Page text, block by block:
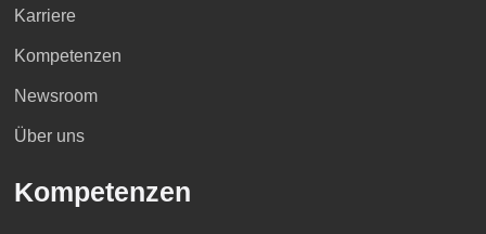
Karriere
Kompetenzen
Newsroom
Über uns
Kompetenzen